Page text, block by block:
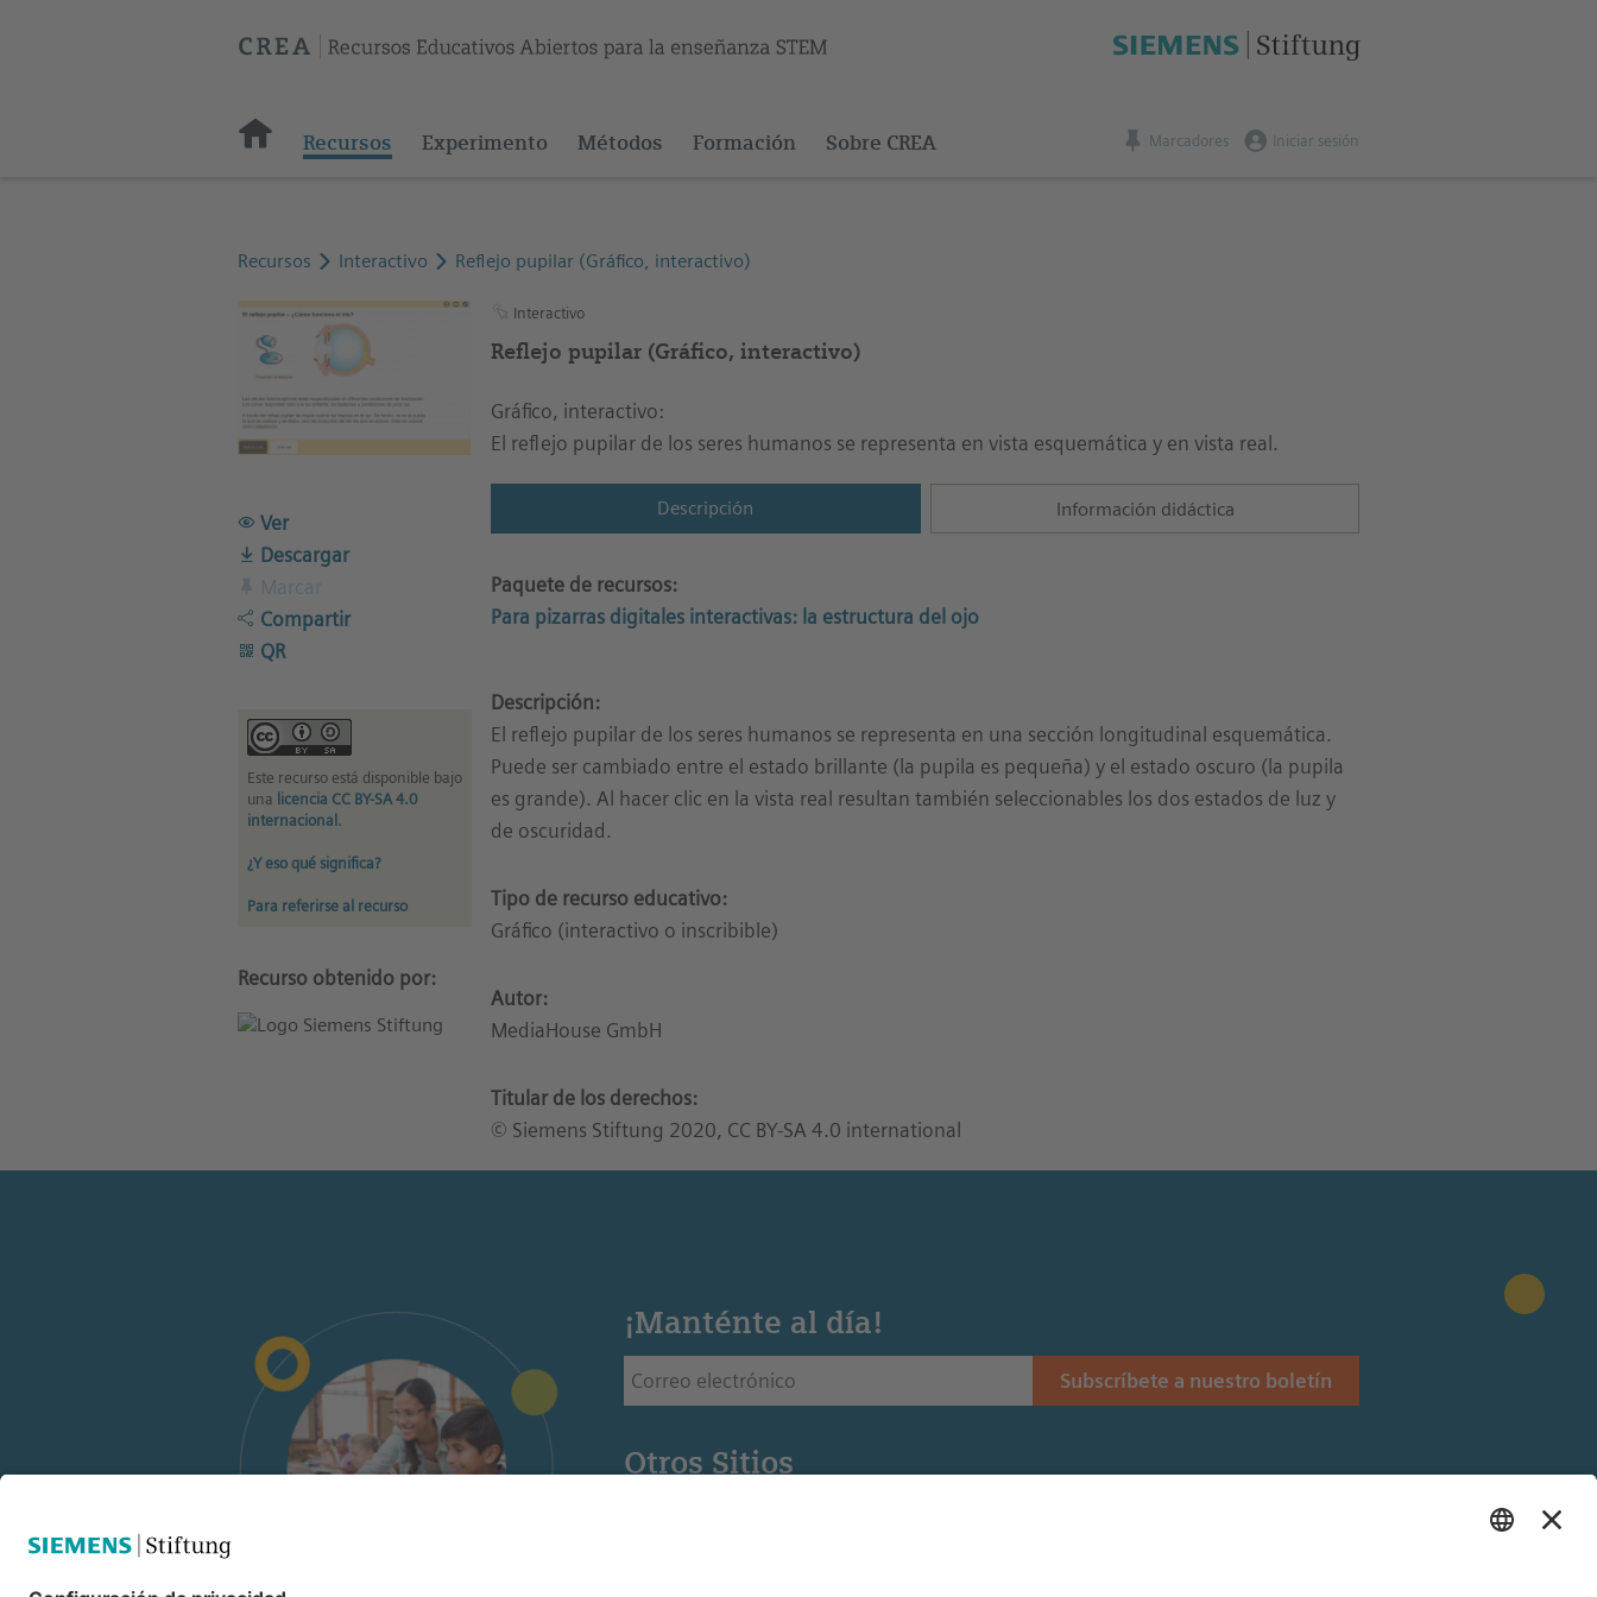
Recursos Experimento Métodos Formación Sobre CREA Marcadores Iniciar sesión
Recursos Interactivo Reflejo pupilar (Gráfico, interactivo)
Ver
Descargar
Compartir
QR
Este recurso está disponible bajo
una licencia CC BY-SA 4.0
internacional .
¿Y eso qué significa?
Para referirse al recurso
Recurso obtenido por:
Interactivo
Reflejo pupilar (Gráfico, interactivo)
Gráfico, interactivo:
El reflejo pupilar de los seres humanos se representa en vista esquemática y en vista real.
Descripción Información didáctica
Paquete de recursos:
Para pizarras digitales interactivas: la estructura del ojo
Descripción:
El reflejo pupilar de los seres humanos se representa en una sección longitudinal esquemática.
Puede ser cambiado entre el estado brillante (la pupila es pequeña) y el estado oscuro (la pupila
es grande). Al hacer clic en la vista real resultan también seleccionables los dos estados de luz y
de oscuridad.
Tipo de recurso educativo:
Gráfico (interactivo o inscribible)
Autor:
MediaHouse GmbH
Titular de los derechos:
© Siemens Stiftung 2020, CC BY-SA 4.0 international
¡Manténte al día!
Subscríbete a nuestro boletín
Otros Sitios